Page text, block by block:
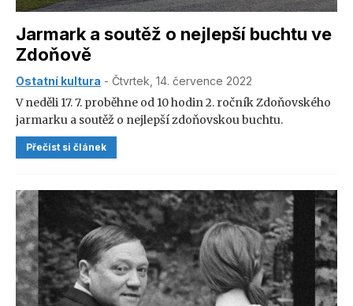
Jarmark a soutěž o nejlepší buchtu ve
Zdoňově
Ostatní kultura - Čtvrtek, 14. července 2022
V neděli 17. 7. proběhne od 10 hodin 2. ročník Zdoňovského
jarmarku a soutěž o nejlepší zdoňovskou buchtu.
Přečíst si článek